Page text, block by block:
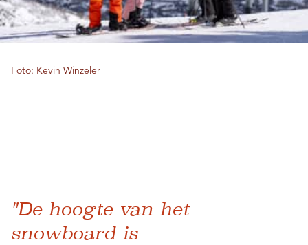
Foto: Kevin Winzeler
"De hoogte van het
snowboard is